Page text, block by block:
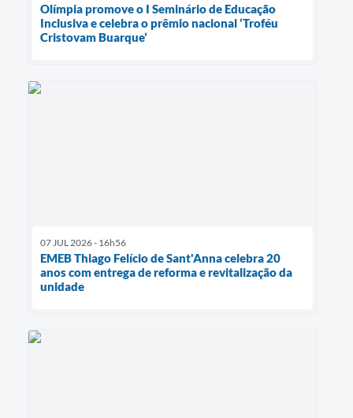
Olímpia promove o I Seminário de Educação
Inclusiva e celebra o prêmio nacional ‘Troféu
Cristovam Buarque’
07 JUL 2026 - 16h56
EMEB Thiago Felício de Sant'Anna celebra 20
anos com entrega de reforma e revitalização da
unidade